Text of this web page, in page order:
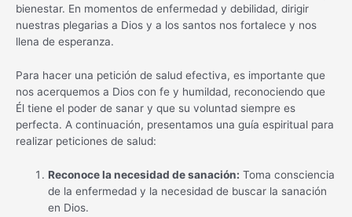
bienestar. En momentos de enfermedad y debilidad, dirigir
nuestras plegarias a Dios y a los santos nos fortalece y nos
llena de esperanza.
Para hacer una petición de salud efectiva, es importante que
nos acerquemos a Dios con fe y humildad, reconociendo que
Él tiene el poder de sanar y que su voluntad siempre es
perfecta. A continuación, presentamos una guía espiritual para
realizar peticiones de salud:
Reconoce la necesidad de sanación: Toma consciencia
de la enfermedad y la necesidad de buscar la sanación
en Dios.